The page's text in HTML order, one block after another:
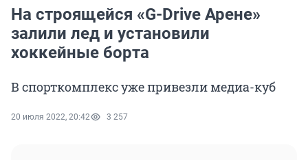
На строящейся «G-Drive Арене»
залили лед и установили
хоккейные борта
В спорткомплекс уже привезли медиа-куб
20 июля 2022, 20:42 3 257